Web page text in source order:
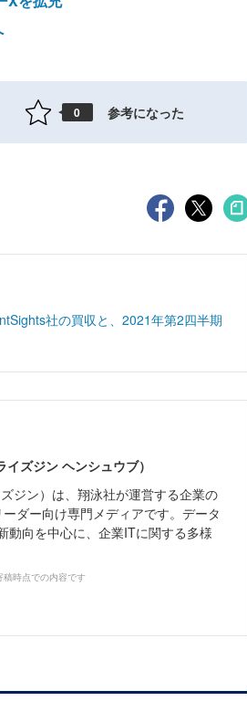
0 参考になった
社の買収と、2021年第2四半期
ズジン ヘンシュウブ）
ジン）は、翔泳社が運営する企業の
ダー向け専門メディアです。データ
動向を中心に、企業ITに関する多様
時点での内容です